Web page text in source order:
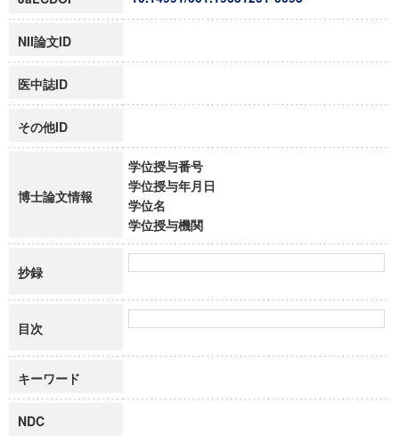
NII論文ID
医中誌ID
その他ID
博士論文情報
学位授与番号
学位授与年月日
学位名
学位授与機関
抄録
目次
キーワード
NDC